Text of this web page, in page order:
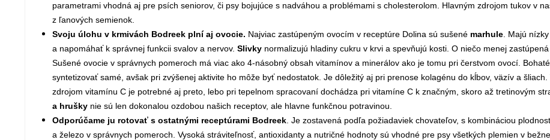
parametrami vhodná aj pre psích seniorov, či psy bojujúce s nadváhou a problémami s cholesterolom. Hlavným zdrojom tukov v
z ľanových semienok.
Svoju úlohu v krmivách Bodreek plní aj ovocie. Najviac zastúpeným ovocím v receptúre Dolina sú sušené marhule . Majú
a napomáhať k správnej funkcii svalov a nervov. Slivky normalizujú hladiny cukru v krvi a spevňujú kosti. O niečo menej zastúpená
Sušené ovocie v správnych pomeroch má viac ako 4-násobný obsah vitamínov a minerálov ako je tomu pri čerstvom ovocí.
syntetizovať samé, avšak pri zvýšenej aktivite ho môže byť nedostatok. Je dôležitý aj pri prenose kolagénu do kĺbov, väzív a
zdrojom vitamínu C je potrebné aj preto, lebo pri tepelnom spracovaní dochádza pri vitamíne C k značným, skoro až tretinovým
a hrušky nie sú len dokonalou ozdobou našich receptov, ale hlavne funkčnou potravinou.
Odporúčame ju rotovať s ostatnými receptúrami Bodreek . Je zostavená podľa požiadaviek chovateľov, s kombináciou
a železo v správnych pomeroch. Vysoká stráviteľnosť, antioxidanty a nutričné hodnoty sú vhodné pre psy všetkých plemien v